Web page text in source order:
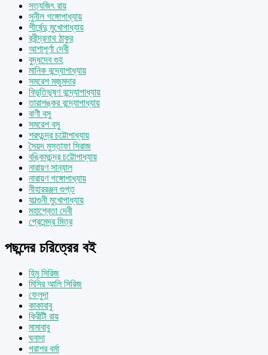
সত্যজিৎ রায়
সুনীল গঙ্গোপাধ্যায়
শীর্ষেন্দু মুখোপাধ্যায়
রবীন্দ্রনাথ ঠাকুর
আশাপূর্ণা দেবী
বুদ্ধদেব গুহ
মানিক বন্দ্যোপাধ্যায়
সমরেশ মজুমদার
বিভূতিভূষণ বন্দ্যোপাধ্যায়
তারাশঙ্কর বন্দ্যোপাধ্যায়
বাণী বসু
সমরেশ বসু
শরৎচন্দ্র চট্টোপাধ্যায়
সৈয়দ মুস্তাফা সিরাজ
বঙ্কিমচন্দ্র চট্টোপাধ্যায়
নারায়ণ সান্যাল
নারায়ণ গঙ্গোপাধ্যায়
নীহাররঞ্জন গুপ্ত
ফাল্গুনী মুখোপাধ্যায়
মহাশ্বেতা দেবী
প্রেমেন্দ্র মিত্র
পছন্দের চরিত্রের বই
হিমু সিরিজ
মিসির আলি সিরিজ
ফেলুদা
কাকাবাবু
কিরীটী রায়
মামাবাবু
ঘনাদা
পরাশর বর্মা